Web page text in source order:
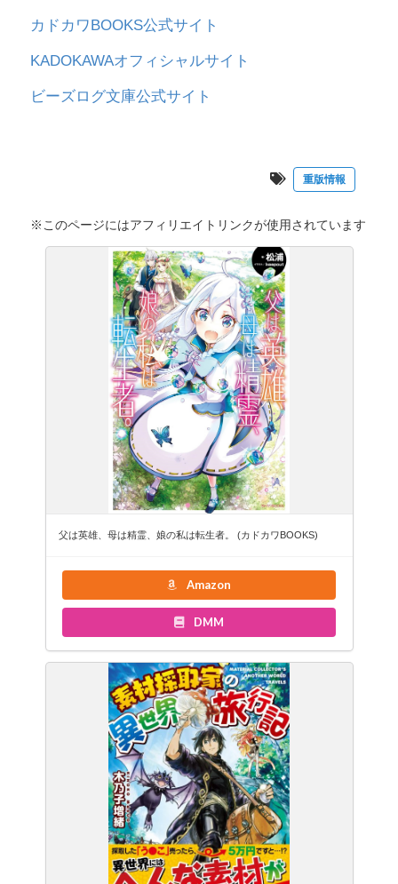
カドカワBOOKS公式サイト
KADOKAWAオフィシャルサイト
ビーズログ文庫公式サイト
重版情報
※このページにはアフィリエイトリンクが使用されています
父は英雄、母は精霊、娘の私は転生者。 (カドカワBOOKS)
Amazon
DMM